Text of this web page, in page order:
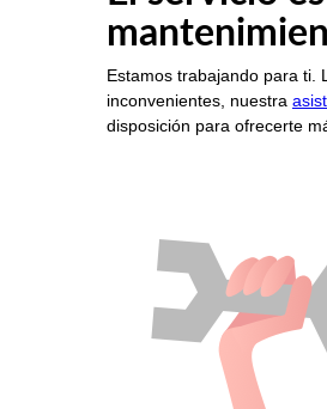
Estamos trabajando para ti.
inconvenientes, nuestra
disposición para ofrecerte